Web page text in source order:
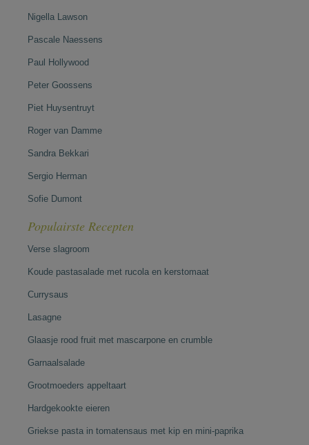
Nigella Lawson
Pascale Naessens
Paul Hollywood
Peter Goossens
Piet Huysentruyt
Roger van Damme
Sandra Bekkari
Sergio Herman
Sofie Dumont
Populairste Recepten
Verse slagroom
Koude pastasalade met rucola en kerstomaat
Currysaus
Lasagne
Glaasje rood fruit met mascarpone en crumble
Garnaalsalade
Grootmoeders appeltaart
Hardgekookte eieren
Griekse pasta in tomatensaus met kip en mini-paprika